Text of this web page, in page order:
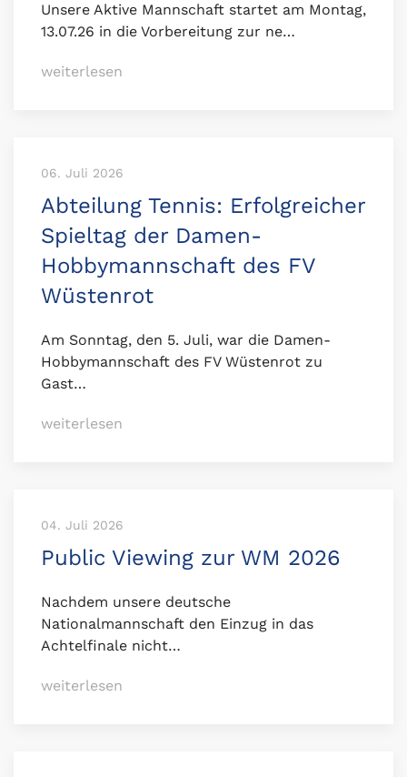
Unsere Aktive Mannschaft startet am Montag,
13.07.26 in die Vorbereitung zur ne…
weiterlesen
06. Juli 2026
Abteilung Tennis: Erfolgreicher
Spieltag der Damen-
Hobbymannschaft des FV
Wüstenrot
Am Sonntag, den 5. Juli, war die Damen-
Hobbymannschaft des FV Wüstenrot zu
Gast…
weiterlesen
04. Juli 2026
Public Viewing zur WM 2026
Nachdem unsere deutsche
Nationalmannschaft den Einzug in das
Achtelfinale nicht…
weiterlesen